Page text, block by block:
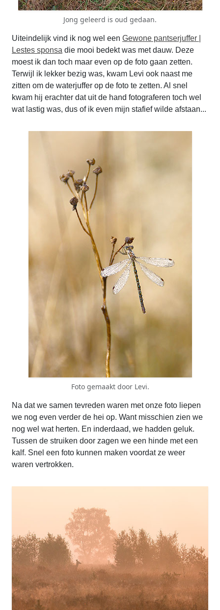
Jong geleerd is oud gedaan.
Uiteindelijk vind ik nog wel een Gewone pantserjuffer |
Lestes sponsa die mooi bedekt was met dauw. Deze
moest ik dan toch maar even op de foto gaan zetten.
Terwijl ik lekker bezig was, kwam Levi ook naast me
zitten om de waterjuffer op de foto te zetten. Al snel
kwam hij erachter dat uit de hand fotograferen toch wel
wat lastig was, dus of ik even mijn stafief wilde afstaan...
Foto gemaakt door Levi.
Na dat we samen tevreden waren met onze foto liepen
we nog even verder de hei op. Want misschien zien we
nog wel wat herten. En inderdaad, we hadden geluk.
Tussen de struiken door zagen we een hinde met een
kalf. Snel een foto kunnen maken voordat ze weer
waren vertrokken.